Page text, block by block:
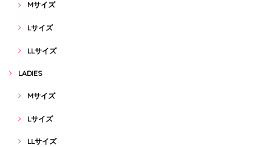
Mサイズ
Lサイズ
LLサイズ
LADIES
Mサイズ
Lサイズ
LLサイズ